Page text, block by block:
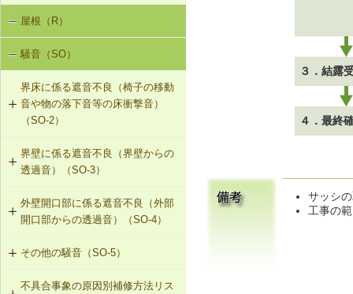
ル）
G-2-313 注入口付アンカーピンニン
G-2-701 シール工法（ALCパネル）
G-2-702 Uカットモルタル充填工法
（ALCパネル）
G-2-703 Uカットシール材充填工法
（ALCパネル）
天井のたわみ（C-1）
屋根（R）
騒音（SO）
界床に係る遮音不良（椅子の移動
音や物の落下音等の床衝撃音）
（SO-2）
SO-2-301 軽量床衝撃音に対する遮
音性能のある乾式二重床への交換
SO-2-302 軽量床衝撃音に対する遮
音性能のある直張り床への交換
界壁に係る遮音不良（界壁からの
透過音）（SO-3）
SO-3-301 せっこうボード直張り工
法の空げき部分へのモルタル充填
SO-3-302 コンセントボックスが対
面する位置にあるRC造の界壁の補修
外壁開口部に係る遮音不良（外部
開口部からの透過音）（SO-4）
SO-4-301 遮音性能のある外部建具
への交換
その他の騒音（SO-5）
SO-5-301 弾力性のあるビニル床シ
不具合事象の原因別補修方法リス
３．結露
４．最終
サッシ
工事の